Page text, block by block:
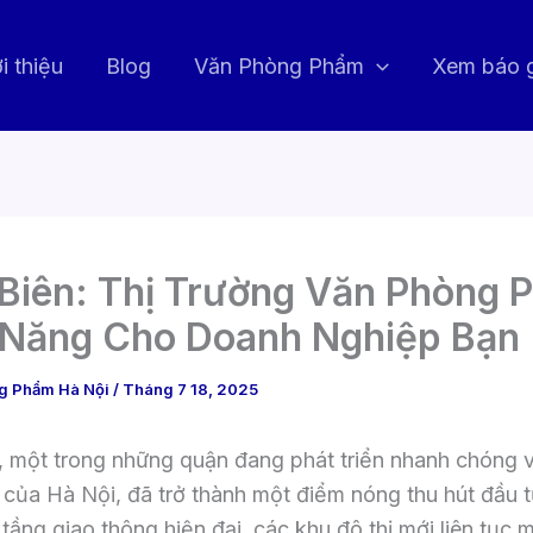
thiệu Blog Văn Phòng Phẩm Xem báo
Thị Trường Văn Phòng
Cho Doanh Nghiệp Bạn
Phẩm Hà Nội / Tháng 7 18, 2025
một trong những quận đang phát triển nhanh chóng
Hà Nội, đã trở thành một điểm nóng thu hút đầu